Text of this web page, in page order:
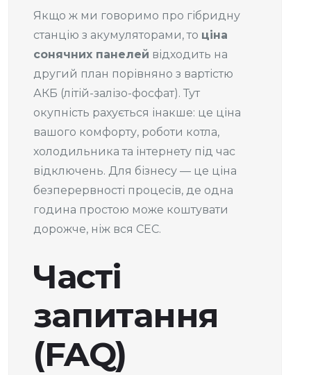
Якщо ж ми говоримо про гібридну
станцію з акумуляторами, то ціна
сонячних панелей відходить на
другий план порівняно з вартістю
АКБ (літій-залізо-фосфат). Тут
окупність рахується інакше: це ціна
вашого комфорту, роботи котла,
холодильника та інтернету під час
відключень. Для бізнесу — це ціна
безперервності процесів, де одна
година простою може коштувати
дорожче, ніж вся СЕС.
Часті
запитання
(FAQ)